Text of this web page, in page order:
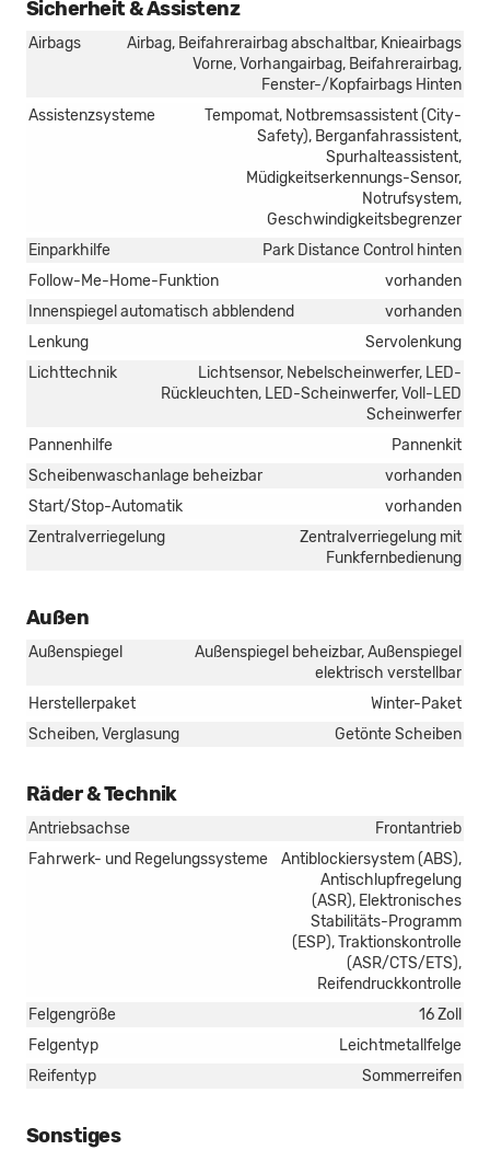
Sicherheit & Assistenz
Airbags
Airbag, Beifahrerairbag abschaltbar, Knieairbags
Vorne, Vorhangairbag, Beifahrerairbag,
Fenster-/Kopfairbags Hinten
Assistenzsysteme
Tempomat, Notbremsassistent (City-
Safety), Berganfahrassistent,
Spurhalteassistent,
Müdigkeitserkennungs-Sensor,
Notrufsystem,
Geschwindigkeitsbegrenzer
Einparkhilfe
Park Distance Control hinten
Follow-Me-Home-Funktion
vorhanden
Innenspiegel automatisch abblendend
vorhanden
Lenkung
Servolenkung
Lichttechnik
Lichtsensor, Nebelscheinwerfer, LED-
Rückleuchten, LED-Scheinwerfer, Voll-LED
Scheinwerfer
Pannenhilfe
Pannenkit
Scheibenwaschanlage beheizbar
vorhanden
Start/Stop-Automatik
vorhanden
Zentralverriegelung
Zentralverriegelung mit
Funkfernbedienung
Außen
Außenspiegel
Außenspiegel beheizbar, Außenspiegel
elektrisch verstellbar
Herstellerpaket
Winter-Paket
Scheiben, Verglasung
Getönte Scheiben
Räder & Technik
Antriebsachse
Frontantrieb
Fahrwerk- und Regelungssysteme
Antiblockiersystem (ABS),
Antischlupfregelung
(ASR), Elektronisches
Stabilitäts-Programm
(ESP), Traktionskontrolle
(ASR/CTS/ETS),
Reifendruckkontrolle
Felgengröße
16 Zoll
Felgentyp
Leichtmetallfelge
Reifentyp
Sommerreifen
Sonstiges